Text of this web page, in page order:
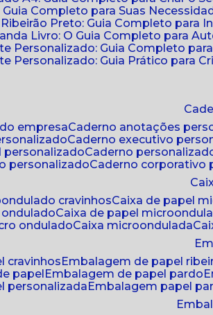
Guia Completo para Suas
Preto: Guia Completo para
Livro: O Guia Completo para
Personalizado: Guia Completo
Personalizado: Guia Prático para
empresa
caderno anotações
caderno executivo
personalizado
caderno
personalizado
caderno corporativo
cravinhos
caixa de papel
ondulado
caixa de papel
ondulado
caixa microondulada
cravinhos
embalagem de papel
papel
embalagem de papel pardo
personalizada
embalagem papel